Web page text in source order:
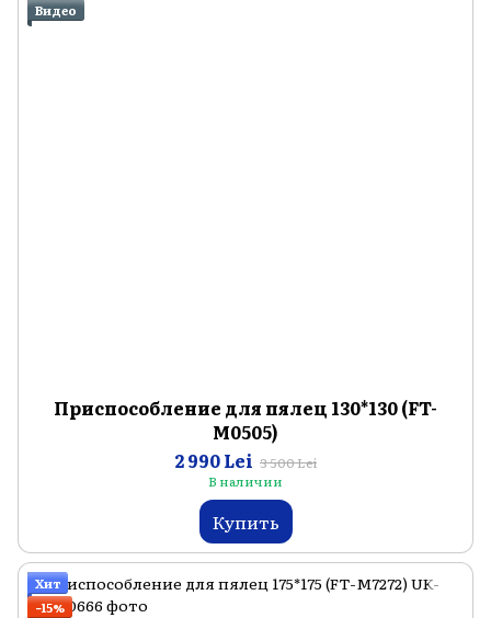
Видео
Приспособление для пялец 130*130 (FT-
M0505)
2 990 Lei 3 500 Lei
В наличии
Купить
Хит
−15%